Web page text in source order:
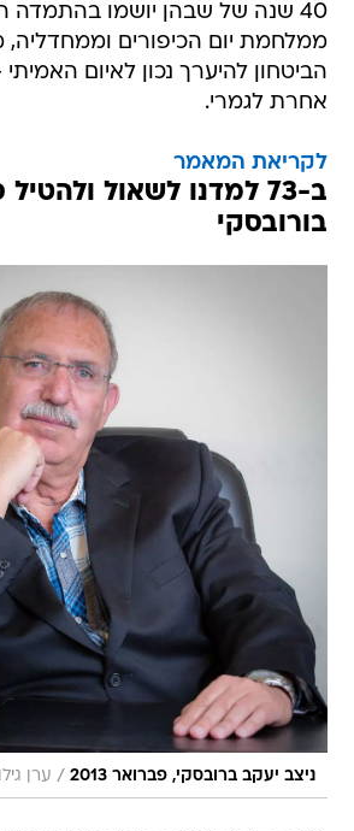
40 שנה של שבהן יושמו בהתמדה
ממלחמת יום הכיפורים
הביטחון להיערך נכון לאיום
אחרת לגמרי.
לקריאת המאמר
ב-73 למדנו לשאול
בורובסקי
ניצב יעקב ברובסקי, פברואר 2013 / ערן